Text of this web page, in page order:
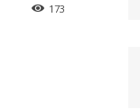
173